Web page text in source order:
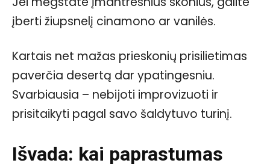
įberti žiupsnelį cinamono ar vanilės.
Kartais net mažas prieskonių prisilietimas
paverčia desertą dar ypatingesniu.
Svarbiausia – nebijoti improvizuoti ir
prisitaikyti pagal savo šaldytuvo turinį.
Išvada: kai paprastumas